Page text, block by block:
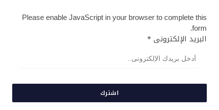
Please enable JavaScript in your browser to complete this
form.
البريد الإلكترونى*
اشترك